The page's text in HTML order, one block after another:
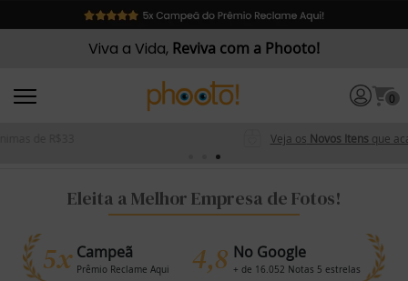
Viva a Vida, Reviva com a Phooto!
0
Parcelas mínimas de R$33
Eleita a Melhor Empresa de Fotos!
5x Campeã
Prêmio Reclame Aqui 4,8 No Google
+ de 16.052 Notas 5 estrelas